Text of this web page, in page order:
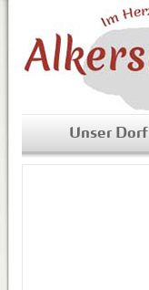
Unser Dorf